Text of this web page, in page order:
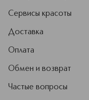
Сервисы красоты
Доставка
Оплата
Обмен и возврат
Частые вопросы